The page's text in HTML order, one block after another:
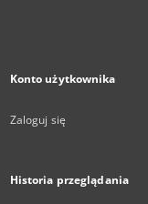
Konto użytkownika
Zaloguj się
Historia przeglądania